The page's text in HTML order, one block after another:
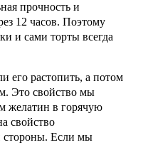
прочность и
12 часов. Поэтому
и сами торты всегда
его растопить, а потом
Это свойство мы
желатин в горячую
свойство
стороны. Если мы